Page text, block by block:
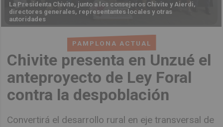
PAMPLONA ACTUAL
Chivite presenta en Unzué el
anteproyecto de Ley Foral
contra la despoblación
Convertirá el desarrollo rural en eje transversal de
La Presidenta Chivite, junto a los consejeros Chivite y Aierdi,
directores generales, representantes locales y otras
autoridades